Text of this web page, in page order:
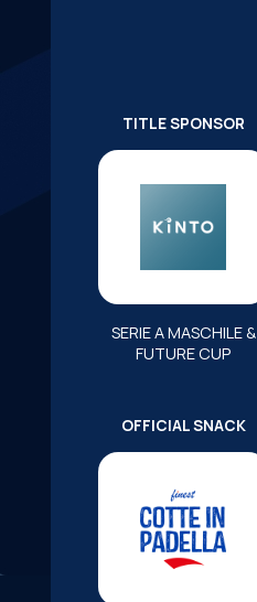
TITLE SPONSOR
SERIE A MASCHILE &
FUTURE CUP
OFFICIAL SNACK